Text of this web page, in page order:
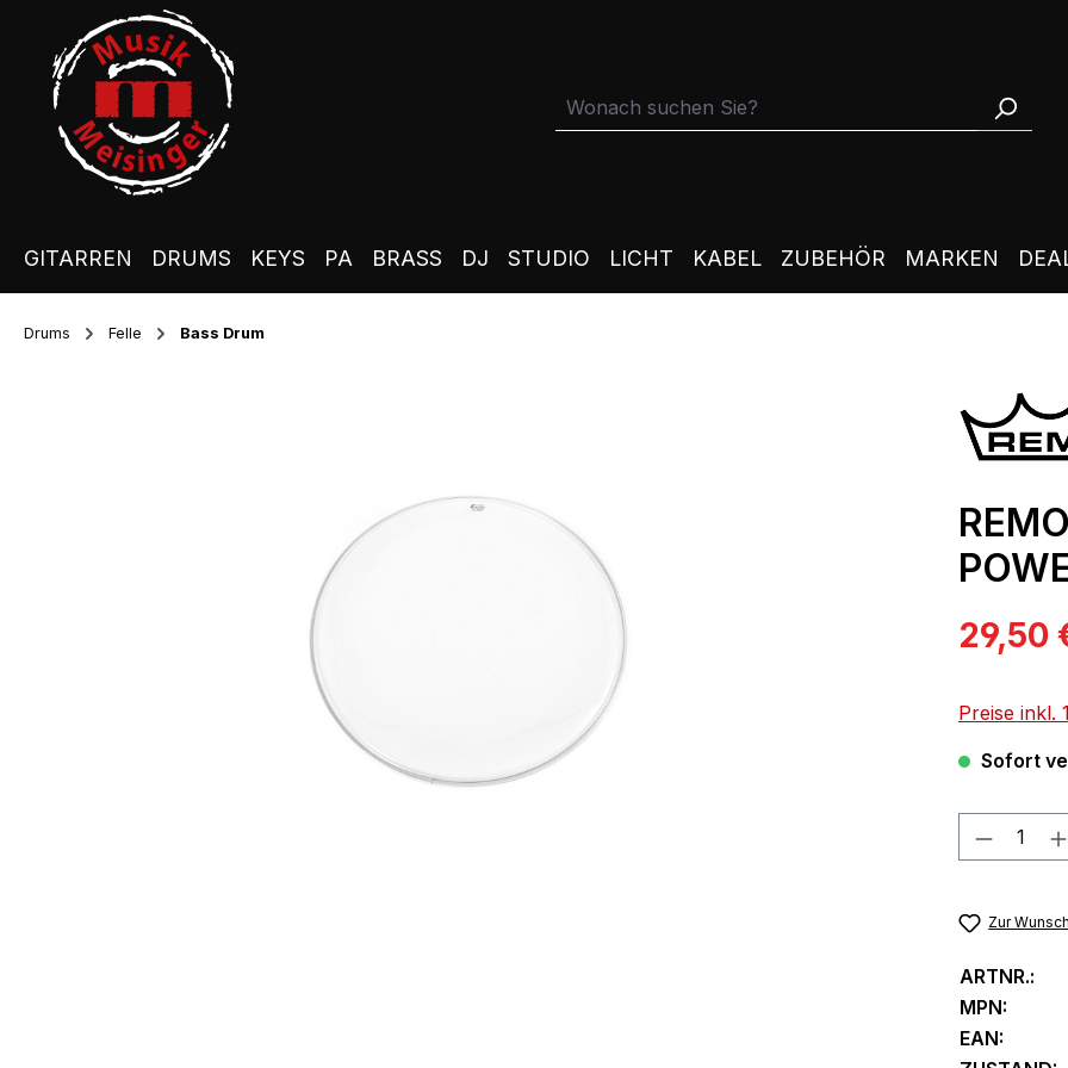
Hauptinhalt springen
Zur Suche springen
Zur Hauptnavigation springen
GITARREN DRUMS KEYS PA BRASS DJ STUDIO LICHT KABEL ZUBEHÖR MARKEN
Drums Felle Bass Drum
29,50
Preise inkl.
Sofort
Zur
ARTNR.:
MPN:
EAN: